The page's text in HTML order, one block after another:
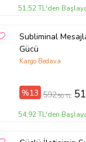
51,52 TL'den
Subliminal
Gücü
Kargo Bedava
%13 592,50 TL
54,92 TL'den